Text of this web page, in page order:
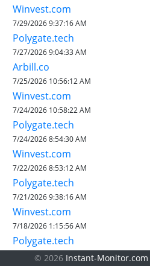
Winvest.com
7/29/2026 9:37:16 AM
Polygate.tech
7/27/2026 9:04:33 AM
Arbill.co
7/25/2026 10:56:12 AM
Winvest.com
7/24/2026 10:58:22 AM
Polygate.tech
7/24/2026 8:54:30 AM
Winvest.com
7/22/2026 8:53:12 AM
Polygate.tech
7/21/2026 9:38:16 AM
Winvest.com
7/18/2026 1:15:56 AM
Polygate.tech
7/17/2026 12:13:17 PM
© 2026 Instant-Monitor.com